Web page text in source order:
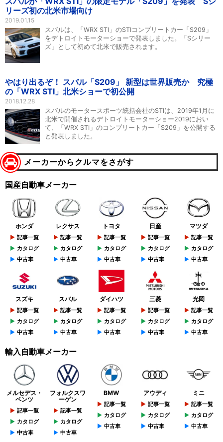
リーズ初の北米市場向け
2019.01.15
スバルは、「WRX STI」のSTIコンプリートカー「S209」
をデトロイトモーターショーで発表しました。「Sシリー
ズ」として初めて北米で販売されます。
やはり出るぞ！ スバル「S209」 新型は世界販売か 究極
の「WRX STI」北米ショーで初公開
2018.12.28
スバルのモータースポーツ統括会社のSTIは、2019年1月に
北米で開催されるデトロイトモーターショー2019におい
て、「WRX STI」のコンプリートカー「S209」を公開する
と発表しました。
メーカーからクルマをさがす
国産自動車メーカー
ホンダ
記事一覧
カタログ
中古車
レクサス
記事一覧
カタログ
中古車
トヨタ
記事一覧
カタログ
中古車
日産
記事一覧
カタログ
中古車
マツダ
記事一覧
カタログ
中古車
スズキ
記事一覧
カタログ
中古車
スバル
記事一覧
カタログ
中古車
ダイハツ
記事一覧
カタログ
中古車
三菱
記事一覧
カタログ
中古車
光岡
記事一覧
カタログ
中古車
輸入自動車メーカー
メルセデス・
ベンツ
記事一覧
カタログ
中古車
フォルクスワ
ーゲン
記事一覧
カタログ
中古車
BMW
記事一覧
カタログ
中古車
アウディ
記事一覧
カタログ
中古車
ミニ
記事一覧
カタログ
中古車